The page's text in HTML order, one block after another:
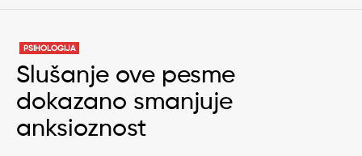
PSIHOLOGIJA
Slušanje ove pesme
dokazano smanjuje
anksioznost